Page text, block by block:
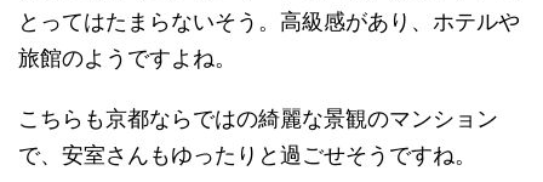
とってはたまらないそう。高級感があり、ホテルや
旅館のようですよね。
こちらも京都ならではの綺麗な景観のマンション
で、安室さんもゆったりと過ごせそうですね。